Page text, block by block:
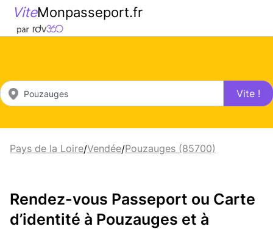
ViteMonpasseport.fr
Vite !
Pays de la Loire/Vendée/Pouzauges (85700)
Rendez-vous Passeport ou Carte
d’identité à Pouzauges et à